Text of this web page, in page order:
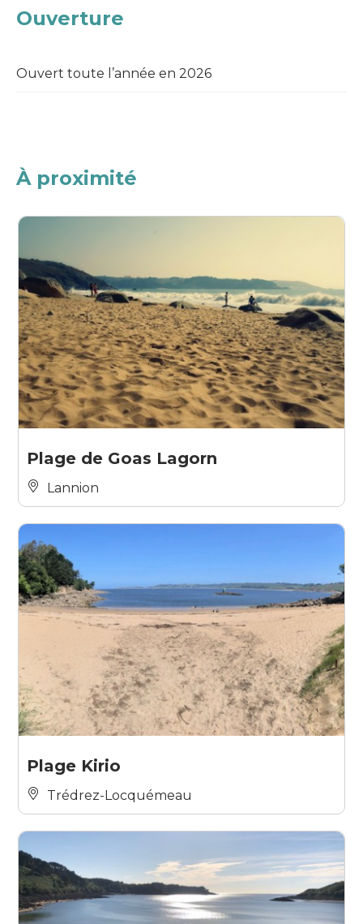
Ouverture
Ouvert toute l’année en 2026
À proximité
Plage de Goas Lagorn
Lannion
Plage Kirio
Trédrez-Locquémeau